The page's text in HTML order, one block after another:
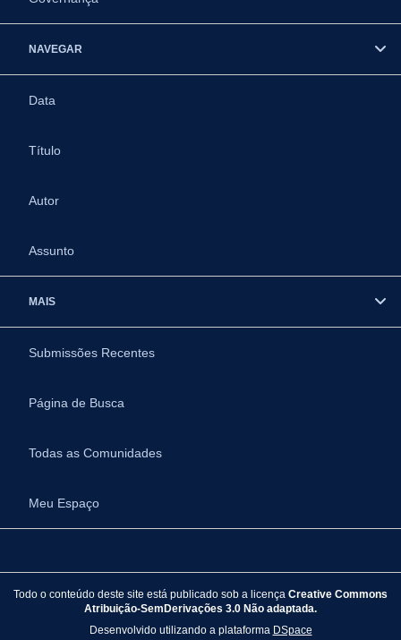
NAVEGAR
Data
Título
Autor
Assunto
MAIS
Submissões Recentes
Página de Busca
Todas as Comunidades
Meu Espaço
Todo o conteúdo deste site está publicado sob a licença Creative Commons
Atribuição-SemDerivações 3.0 Não adaptada.
Desenvolvido utilizando a plataforma DSpace